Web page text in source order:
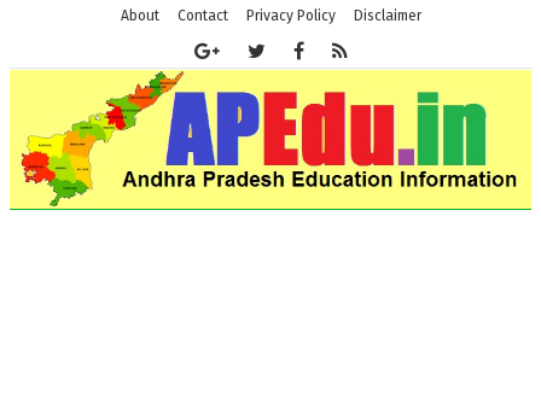
About Contact Privacy Policy Disclaimer